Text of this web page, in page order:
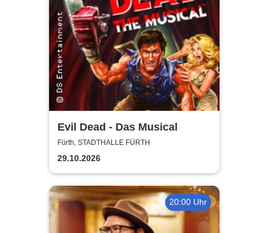
Evil Dead - Das Musical
Fürth, STADTHALLE FÜRTH
29.10.2026
20:00 Uhr